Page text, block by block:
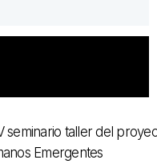
seminario taller del
Emergentes